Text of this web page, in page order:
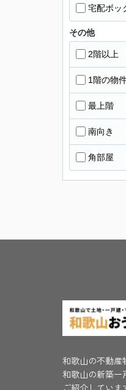
宅配ボッ
その他
2階以上
1階の物
最上階
南向き
角部屋
和歌山の不動産
和歌山の新築一
ご紹介していま